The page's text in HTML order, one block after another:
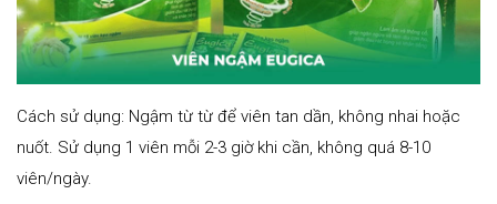
Cách sử dụng: Ngậm từ từ để viên tan dần, không nhai hoặc
nuốt. Sử dụng 1 viên mỗi 2-3 giờ khi cần, không quá 8-10
viên/ngày.